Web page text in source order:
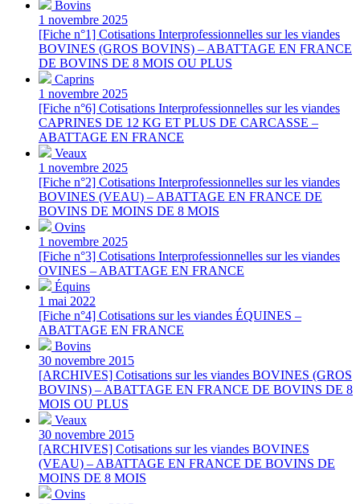
Bovins
1 novembre 2025
[Fiche n°1] Cotisations Interprofessionnelles sur les viandes
BOVINES (GROS BOVINS) – ABATTAGE EN FRANCE
DE BOVINS DE 8 MOIS OU PLUS
Caprins
1 novembre 2025
[Fiche n°6] Cotisations Interprofessionnelles sur les viandes
CAPRINES DE 12 KG ET PLUS DE CARCASSE –
ABATTAGE EN FRANCE
Veaux
1 novembre 2025
[Fiche n°2] Cotisations Interprofessionnelles sur les viandes
BOVINES (VEAU) – ABATTAGE EN FRANCE DE
BOVINS DE MOINS DE 8 MOIS
Ovins
1 novembre 2025
[Fiche n°3] Cotisations Interprofessionnelles sur les viandes
OVINES – ABATTAGE EN FRANCE
Équins
1 mai 2022
[Fiche n°4] Cotisations sur les viandes ÉQUINES –
ABATTAGE EN FRANCE
Bovins
30 novembre 2015
[ARCHIVES] Cotisations sur les viandes BOVINES (GROS
BOVINS) – ABATTAGE EN FRANCE DE BOVINS DE 8
MOIS OU PLUS
Veaux
30 novembre 2015
[ARCHIVES] Cotisations sur les viandes BOVINES
(VEAU) – ABATTAGE EN FRANCE DE BOVINS DE
MOINS DE 8 MOIS
Ovins